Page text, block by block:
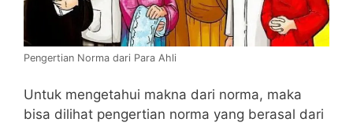
Pengertian Norma dari Para Ahli
Untuk mengetahui makna dari norma, maka
bisa dilihat pengertian norma yang berasal dari